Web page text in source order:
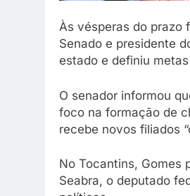
Às vésperas do prazo
Senado e presidente
estado e definiu
O senador informou
foco na formação de
recebe novos filiados
No Tocantins, Gomes
Seabra, o deputado